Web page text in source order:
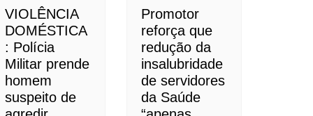
VIOLÊNCIA
DOMÉSTICA
: Polícia
Militar prende
homem
suspeito de
Promotor
reforça que
redução da
insalubridade
de servidores
da Saúde